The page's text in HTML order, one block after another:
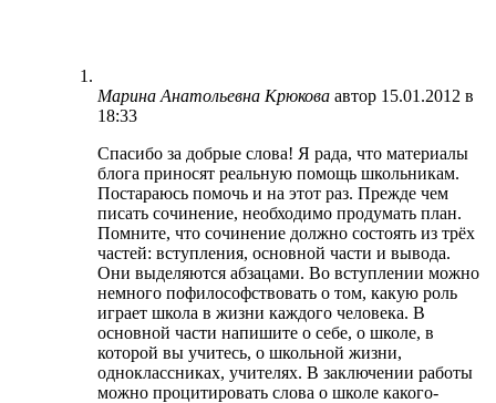
Марина Анатольевна Крюкова автор 15.01.2012 в
18:33
Спасибо за добрые слова! Я рада, что материалы
блога приносят реальную помощь школьникам.
Постараюсь помочь и на этот раз. Прежде чем
писать сочинение, необходимо продумать план.
Помните, что сочинение должно состоять из трёх
частей: вступления, основной части и вывода.
Они выделяются абзацами. Во вступлении можно
немного пофилософствовать о том, какую роль
играет школа в жизни каждого человека. В
основной части напишите о себе, о школе, в
которой вы учитесь, о школьной жизни,
одноклассниках, учителях. В заключении работы
можно процитировать слова о школе какого-